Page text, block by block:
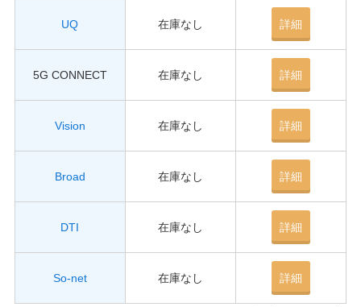
UQ 在庫なし 詳細
5G CONNECT 在庫なし 詳細
Vision 在庫なし 詳細
Broad 在庫なし 詳細
DTI 在庫なし 詳細
So-net 在庫なし 詳細